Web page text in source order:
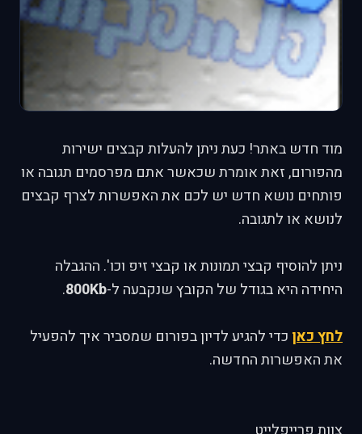
מוד חדש באתר! כעת ניתן להעלות קבצים ישירות
מהפורום, זאת אומרת שכאשר אתם מפרסמים תגובה או
פותחים נושא חדש יש לכם את האפשרות לצרף קבצים
לנושא או לתגובה.
ניתן להוסיף קבצי תמונות או קבצי זיפ וכו'. ההגבלה
היחידה היא בגודל של הקובץ שנקבעה ל-800Kb
.
לחץ כאן כדי להגיע לדיון בפורום שמסביר איך להפעיל
את האפשרות החדשה.